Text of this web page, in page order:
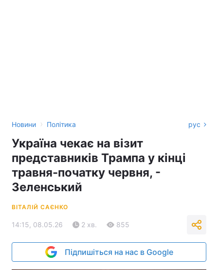
Новини › Політика рус
Україна чекає на візит
представників Трампа у кінці
травня-початку червня, -
Зеленський
ВІТАЛІЙ САЄНКО
14:15, 08.05.26 2 хв. 855
Підпишіться на нас в Google